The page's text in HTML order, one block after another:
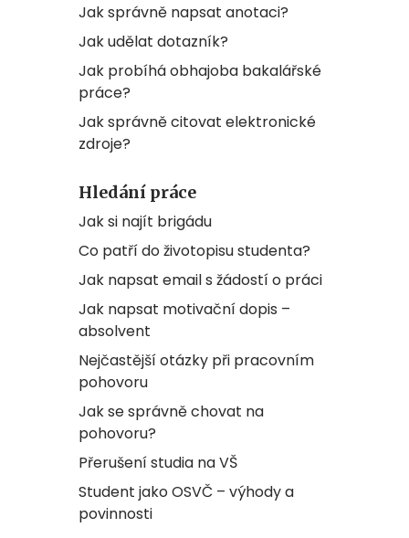
Jak správně napsat anotaci?
Jak udělat dotazník?
Jak probíhá obhajoba bakalářské
práce?
Jak správně citovat elektronické
zdroje?
Hledání práce
Jak si najít brigádu
Co patří do životopisu studenta?
Jak napsat email s žádostí o práci
Jak napsat motivační dopis –
absolvent
Nejčastější otázky při pracovním
pohovoru
Jak se správně chovat na
pohovoru?
Přerušení studia na VŠ
Student jako OSVČ – výhody a
povinnosti